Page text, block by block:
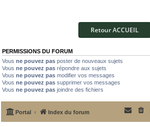
Retour ACCUEIL
PERMISSIONS DU FORUM
Vous ne pouvez pas poster de nouveaux sujets
Vous ne pouvez pas répondre aux sujets
Vous ne pouvez pas modifier vos messages
Vous ne pouvez pas supprimer vos messages
Vous ne pouvez pas joindre des fichiers
Portal Index du forum